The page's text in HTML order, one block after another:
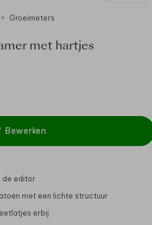
Groeimeters
met hartjes
Bewerken
de editor
met een lichte structuur
erbij